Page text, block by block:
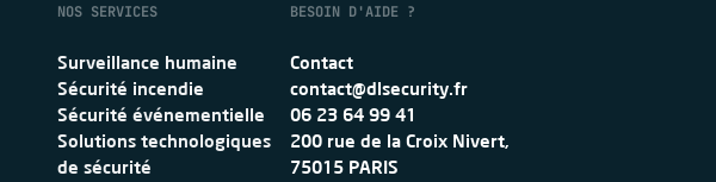
NOS SERVICES
Surveillance humaine
Sécurité incendie
Sécurité événementielle
Solutions technologiques
de sécurité
BESOIN D'AIDE ?
Contact
contact@dlsecurity.fr
06 23 64 99 41
200 rue de la Croix Nivert,
75015 PARIS